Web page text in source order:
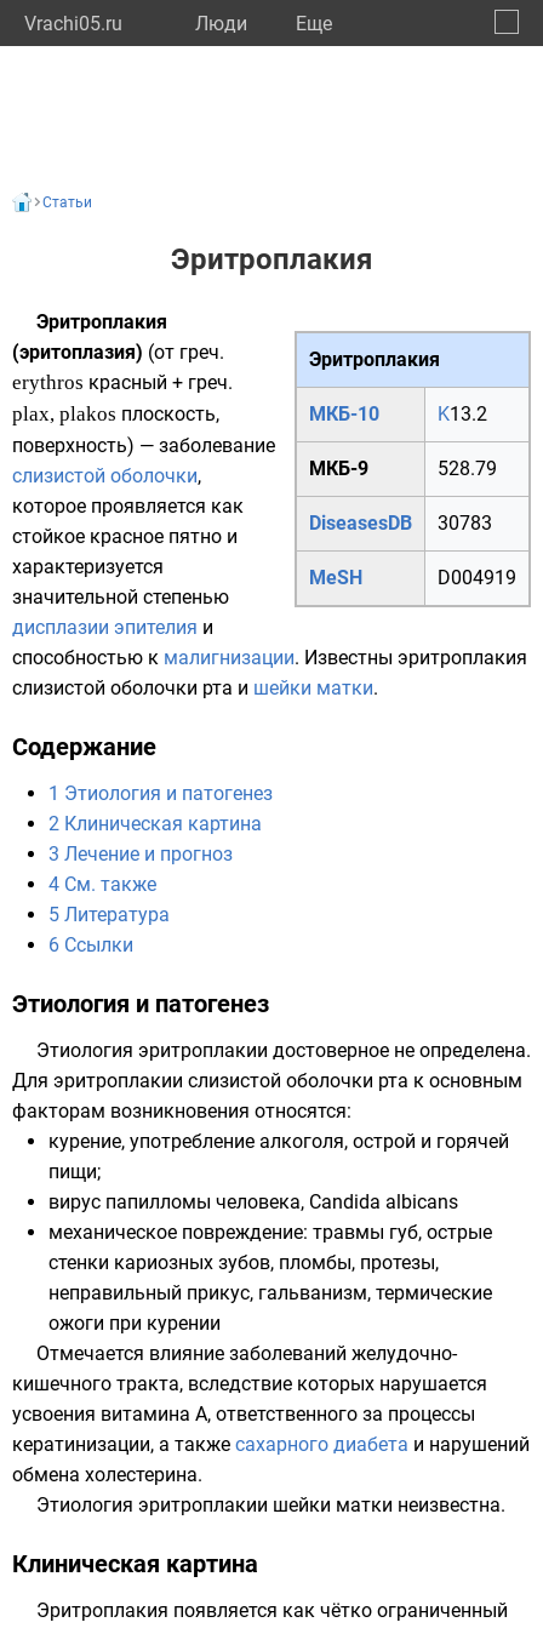
Vrachi05.ru Люди Eще
Статьи
Эритроплакия
Эритроплакия
МКБ-10 K13.2
МКБ-9 528.79
DiseasesDB 30783
MeSH D004919
Эритроплакия
(эритоплазия) (от греч.
erythros красный + греч.
plax, plakos плоскость,
поверхность) — заболевание
слизистой оболочки,
которое проявляется как
стойкое красное пятно и
характеризуется
значительной степенью
дисплазии эпителия и
способностью к малигнизации. Известны эритроплакия
слизистой оболочки рта и шейки матки.
Содержание
1 Этиология и патогенез
2 Клиническая картина
3 Лечение и прогноз
4 См. также
5 Литература
6 Ссылки
Этиология и патогенез
Этиология эритроплакии достоверное не определена.
Для эритроплакии слизистой оболочки рта к основным
факторам возникновения относятся:
курение, употребление алкоголя, острой и горячей
пищи;
вирус папилломы человека, Candida albicans
механическое повреждение: травмы губ, острые
стенки кариозных зубов, пломбы, протезы,
неправильный прикус, гальванизм, термические
ожоги при курении
Отмечается влияние заболеваний желудочно-
кишечного тракта, вследствие которых нарушается
усвоения витамина А, ответственного за процессы
кератинизации, а также сахарного диабета и нарушений
обмена холестерина.
Этиология эритроплакии шейки матки неизвестна.
Клиническая картина
Эритроплакия появляется как чётко ограниченный